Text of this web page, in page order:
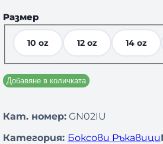
Размер
10 oz 12 oz 14 oz
Добавяне в количката
Кат. номер: GN02IU
Категория: Боксови Ръкавици